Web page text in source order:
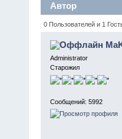
Автор
свадьбы"
0 Пользователей и 1
Administrator
Старожил
Сообщений: 5992